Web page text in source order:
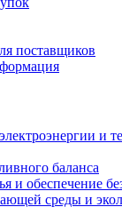
поставщиков
и
баланса
и обеспечение
среды и